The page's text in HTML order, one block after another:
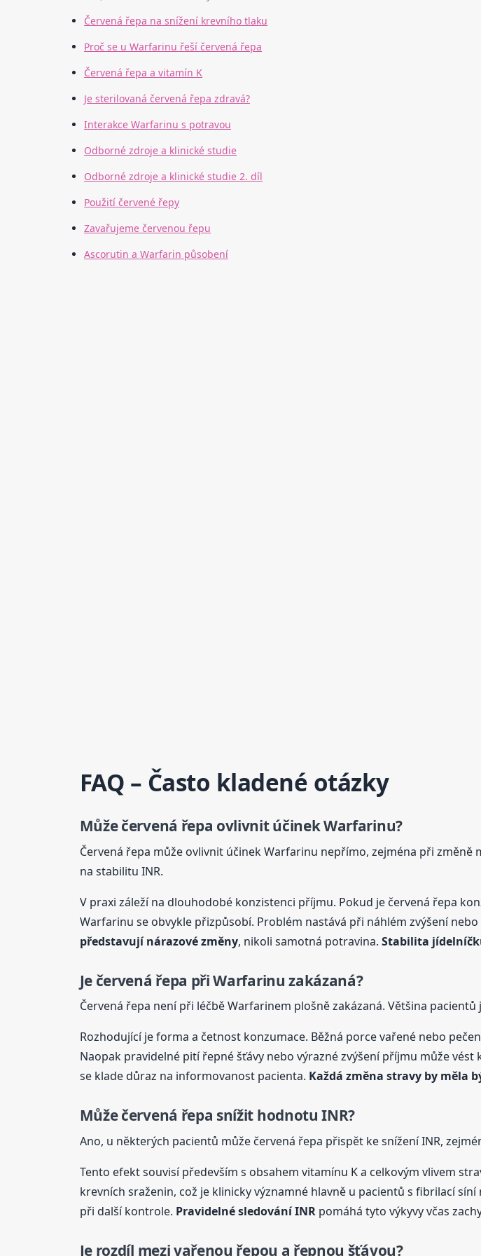
Červená řepa na snížení krevního tlaku
Proč se u Warfarinu řeší červená řepa
Červená řepa a vitamín K
Je sterilovaná červená řepa zdravá?
Interakce Warfarinu s potravou
Odborné zdroje a klinické studie
Odborné zdroje a klinické studie 2. díl
Použití červené řepy
Zavařujeme červenou řepu
Ascorutin a Warfarin působení
FAQ – Často kladené otázky
Může červená řepa ovlivnit účinek Warfarinu?
Červená řepa může ovlivnit účinek Warfarinu nepřímo, zejména při
na stabilitu INR.
V praxi záleží na dlouhodobé konzistenci příjmu. Pokud je červená řepa
Warfarinu se obvykle přizpůsobí. Problém nastává při náhlém zvýšení
představují nárazové změny, nikoli samotná potravina. Stabilita
Je červená řepa při Warfarinu zakázaná?
Červená řepa není při léčbě Warfarinem plošně zakázaná. Většina
Rozhodující je forma a četnost konzumace. Běžná porce vařené nebo
Naopak pravidelné pití řepné šťávy nebo výrazné zvýšení příjmu může vést
se klade důraz na informovanost pacienta. Každá změna stravy by měla
Může červená řepa snížit hodnotu INR?
Ano, u některých pacientů může červená řepa přispět ke snížení INR,
Tento efekt souvisí především s obsahem vitamínu K a celkovým vlivem
krevních sraženin, což je klinicky významné hlavně u pacientů s fibrilací
při další kontrole. Pravidelné sledování INRpomáhá tyto výkyvy včas
Je rozdíl mezi vařenou řepou a řepnou šťávou?